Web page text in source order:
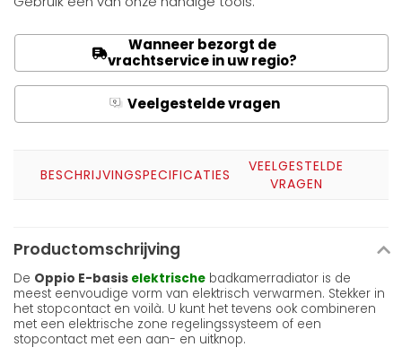
Wanneer bezorgt de
vrachtservice in uw regio?
Q Veelgestelde vragen
BESCHRIJVINGSPECIFICATIES
VEELGESTELDE
VRAGEN
Productomschrijving
De Oppio E-basis elektrische badkamerradiator is de
meest eenvoudige vorm van elektrisch verwarmen. Stekker in
het stopcontact en voilà. U kunt het tevens ook combineren
met een elektrische zone regelingssysteem of een
stopcontact met een aan- en uitknop.